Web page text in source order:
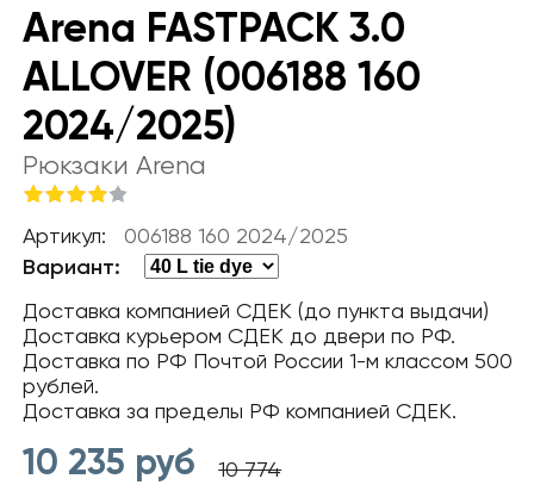
Arena FASTPACK 3.0
ALLOVER (006188 160
2024/2025)
Рюкзаки Arena
Артикул: 006188 160 2024/2025
Вариант:
Доставка компанией СДЕК (до пункта выдачи)
Доставка курьером СДЕК до двери по РФ.
Доставка по РФ Почтой России 1-м классом 500
рублей.
Доставка за пределы РФ компанией СДЕК.
10 235 руб 10 774